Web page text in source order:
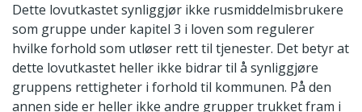
Dette lovutkastet synliggjør ikke rusmiddelmisbrukere
som gruppe under kapitel 3 i loven som regulerer
hvilke forhold som utløser rett til tjenester. Det betyr at
dette lovutkastet heller ikke bidrar til å synliggjøre
gruppens rettigheter i forhold til kommunen. På den
annen side er heller ikke andre grupper trukket fram i